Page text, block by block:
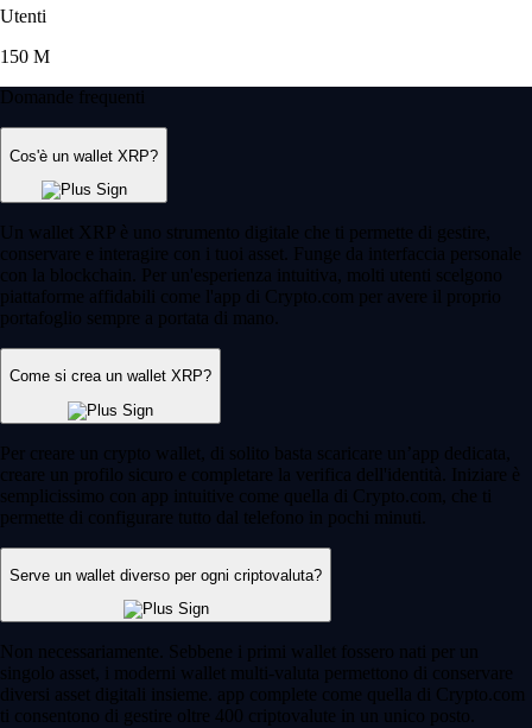
Utenti
150 M
Domande frequenti
Cos'è un wallet XRP?
Un wallet XRP è uno strumento digitale che ti permette di gestire,
conservare e interagire con i tuoi asset. Funge da interfaccia personale
con la blockchain. Per un'esperienza intuitiva, molti utenti scelgono
piattaforme affidabili come l'app di Crypto.com per avere il proprio
portafoglio sempre a portata di mano.
Come si crea un wallet XRP?
Per creare un crypto wallet, di solito basta scaricare un’app dedicata,
creare un profilo sicuro e completare la verifica dell'identità. Iniziare è
semplicissimo con app intuitive come quella di Crypto.com, che ti
permette di configurare tutto dal telefono in pochi minuti.
Serve un wallet diverso per ogni criptovaluta?
Non necessariamente. Sebbene i primi wallet fossero nati per un
singolo asset, i moderni wallet multi-valuta permettono di conservare
diversi asset digitali insieme. app complete come quella di Crypto.com
ti consentono di gestire oltre 400 criptovalute in un unico posto.